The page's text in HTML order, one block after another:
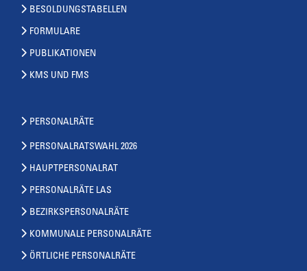
BESOLDUNGSTABELLEN
FORMULARE
PUBLIKATIONEN
KMS UND FMS
PERSONALRÄTE
PERSONALRATSWAHL 2026
HAUPTPERSONALRAT
PERSONALRÄTE LAS
BEZIRKSPERSONALRÄTE
KOMMUNALE PERSONALRÄTE
ÖRTLICHE PERSONALRÄTE